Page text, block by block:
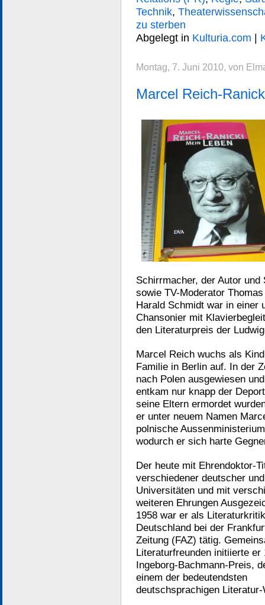
Technik,
zu sterben
Abgelegt in Kulturia.com |
Montag, 7. Juni 2010, von
Marcel Reich-
Schirrmacher, der Autor
sowie TV-Moderator
Harald Schmidt war in einer
Chansonier mit
den Literaturpreis der
Marcel Reich wuchs als
Familie in Berlin auf. In der
nach Polen ausgewiesen
entkam nur knapp der
seine Eltern ermordet
er unter neuem Namen
polnische
wodurch er sich harte
Der heute mit Ehrendoktor-
verschiedener deutscher
Universitäten und mit
weiteren Ehrungen
1958 war er als
Deutschland bei der
Zeitung (FAZ) tätig.
Literaturfreunden initiierte er
Ingeborg-Bachmann-Preis,
einem der bedeutendsten
deutschsprachigen